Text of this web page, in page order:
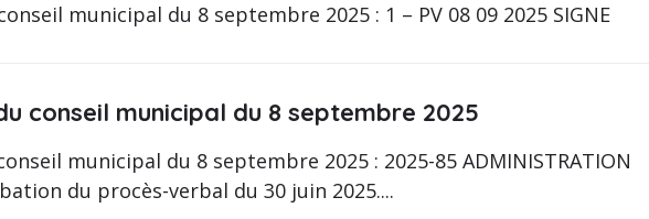
municipal du 8 septembre 2025 : 1 – PV 08 09 2025 SIGNE
conseil municipal du 8 septembre 2025
municipal du 8 septembre 2025 : 2025-85 ADMINISTRATION
du procès-verbal du 30 juin 2025....